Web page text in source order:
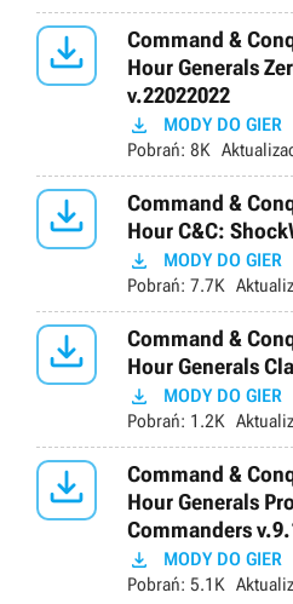

Command &
Hour Generals
v.22022022
 MODY DO GIER
Pobrań: 8K

Command &
Hour C&C:
 MODY DO GIER
Pobrań: 7.7K

Command &
Hour Generals
 MODY DO GIER
Pobrań: 1.2K

Command &
Hour Generals
Commanders
 MODY DO GIER
Pobrań: 5.1K